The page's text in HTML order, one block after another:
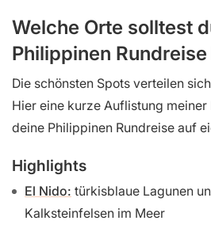
Welche Orte solltest
Philippinen
Die schönsten Spots verteilen
Hier eine kurze Auflistung
deine Philippinen Rundreise auf
Highlights
El Nido: türkisblaue Lagunen
Kalksteinfelsen im Meer